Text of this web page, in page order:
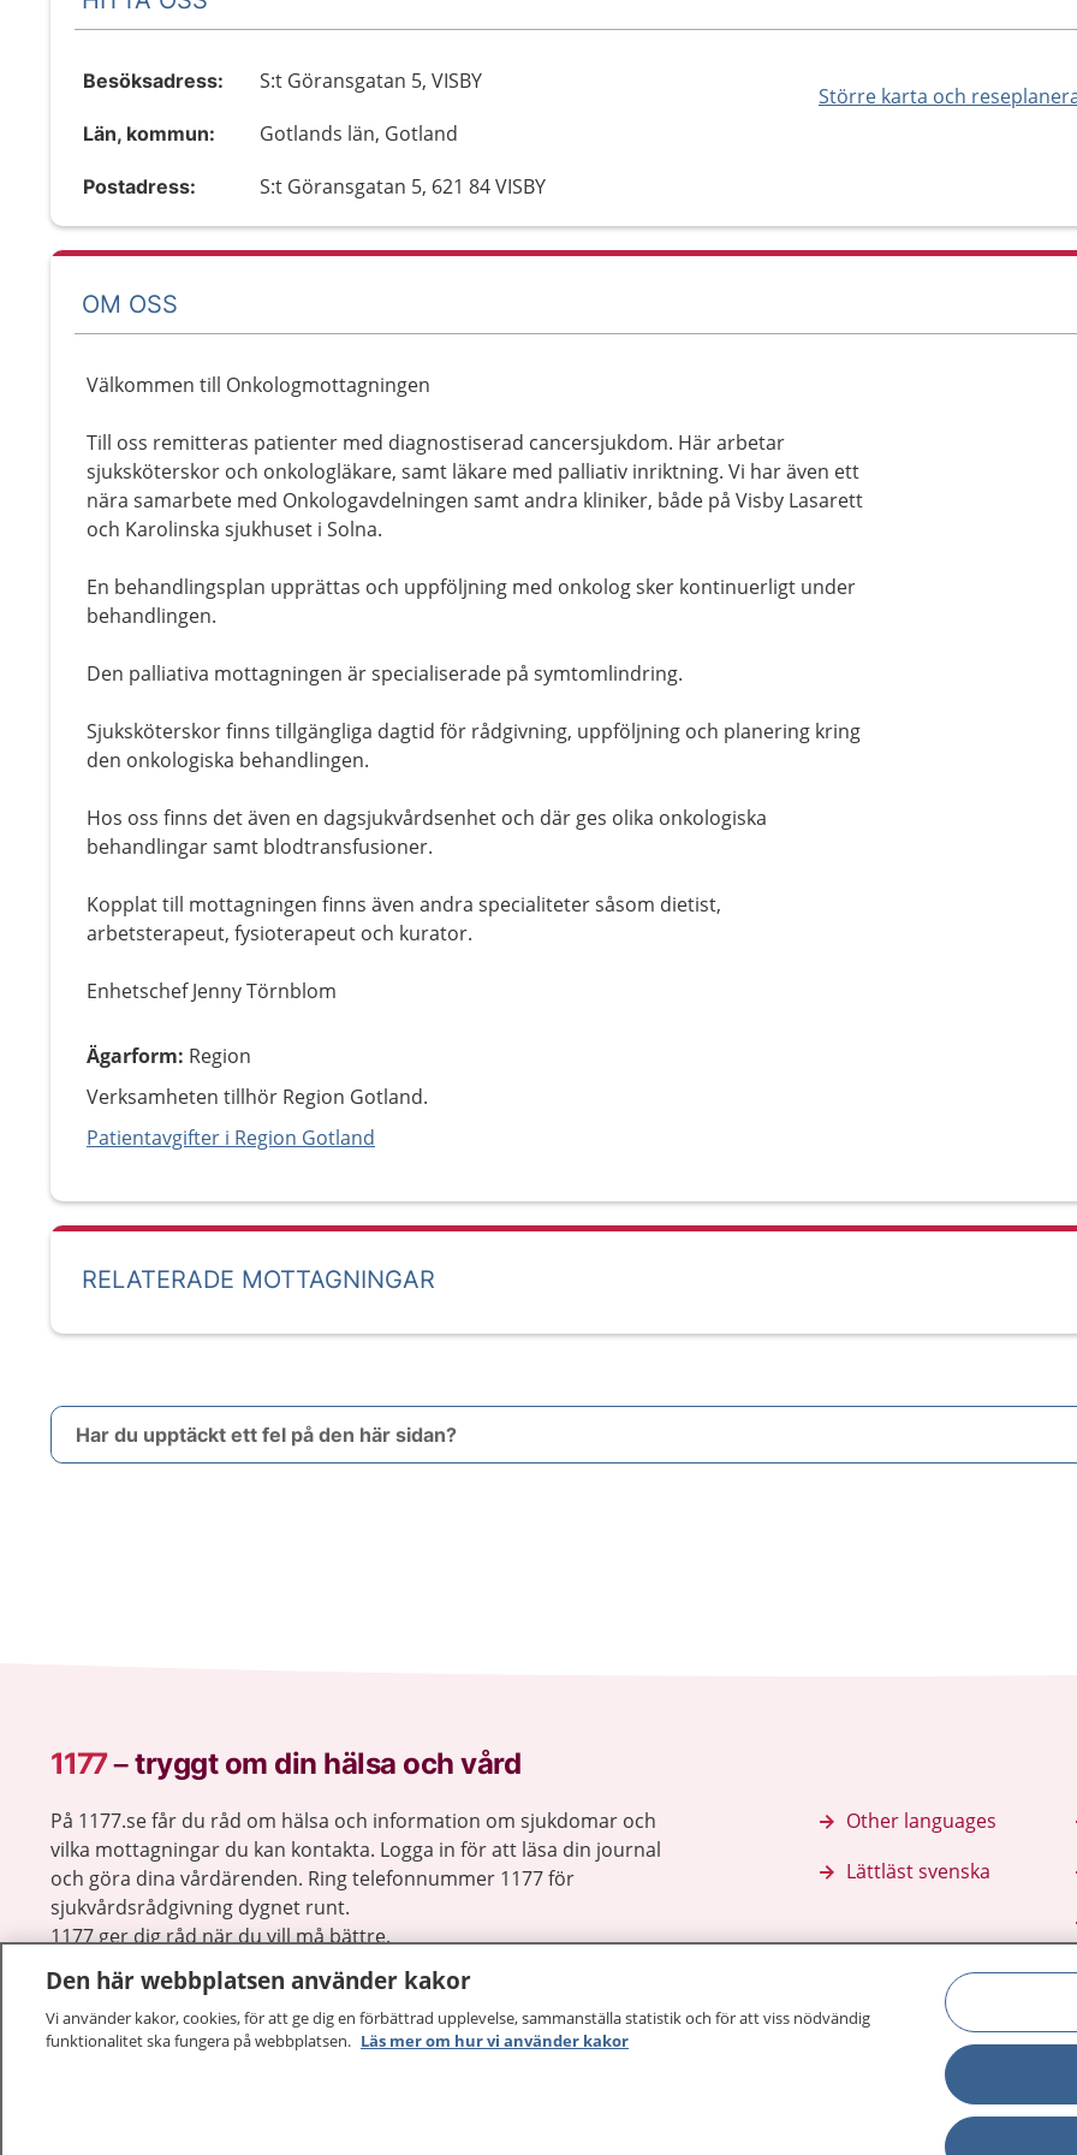
Större karta och
Besöksadress: S:t Göransgatan 5, VISBY
Län, kommun: Gotlands län, Gotland
Postadress: S:t Göransgatan 5, 621 84 VISBY
OM OSS
Välkommen till Onkologmottagningen
Till oss remitteras patienter med diagnostiserad cancersjukdom. Här arbetar
sjuksköterskor och onkologläkare, samt läkare med palliativ inriktning. Vi har även ett
nära samarbete med Onkologavdelningen samt andra kliniker, både på Visby Lasarett
och Karolinska sjukhuset i Solna.
En behandlingsplan upprättas och uppföljning med onkolog sker kontinuerligt under
behandlingen.
Den palliativa mottagningen är specialiserade på symtomlindring.
Sjuksköterskor finns tillgängliga dagtid för rådgivning, uppföljning och planering kring
den onkologiska behandlingen.
Hos oss finns det även en dagsjukvårdsenhet och där ges olika onkologiska
behandlingar samt blodtransfusioner.
Kopplat till mottagningen finns även andra specialiteter såsom dietist,
arbetsterapeut, fysioterapeut och kurator.
Enhetschef Jenny Törnblom
Ägarform: Region
Verksamheten tillhör Region Gotland.
Patientavgifter i Region Gotland
RELATERADE MOTTAGNINGAR
Har du upptäckt ett fel på den här sidan?
1177–tryggt om din hälsa och vård
På 1177.se får du råd om hälsa och information om sjukdomar och
vilka mottagningar du kan kontakta. Logga in för att läsa din journal
och göra dina vårdärenden. Ring telefonnummer 1177 för
sjukvårdsrådgivning dygnet runt.
1177 ger dig råd när du vill må bättre.
Other languages
Lättläst svenska
Den här webbplatsen använder kakor
Vi använder kakor, cookies, för att ge dig en förbättrad upplevelse, sammanställa statistik och för att viss nödvändig
funktionalitet ska fungera på webbplatsen. Läs mer om hur vi använder kakor